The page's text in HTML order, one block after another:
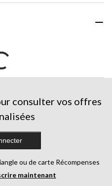
consulter vos offres
ou de carte Récompenses
maintenant